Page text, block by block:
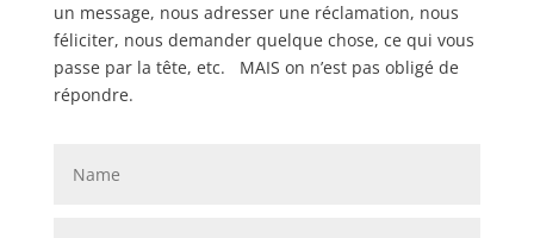
un message, nous adresser une réclamation, nous
féliciter, nous demander quelque chose, ce qui vous
passe par la tête, etc. MAIS on n’est pas obligé de
répondre.